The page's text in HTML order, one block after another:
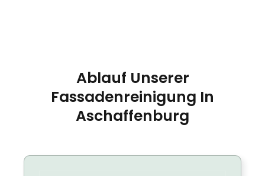
Ablauf Unserer
Fassadenreinigung In
Aschaffenburg